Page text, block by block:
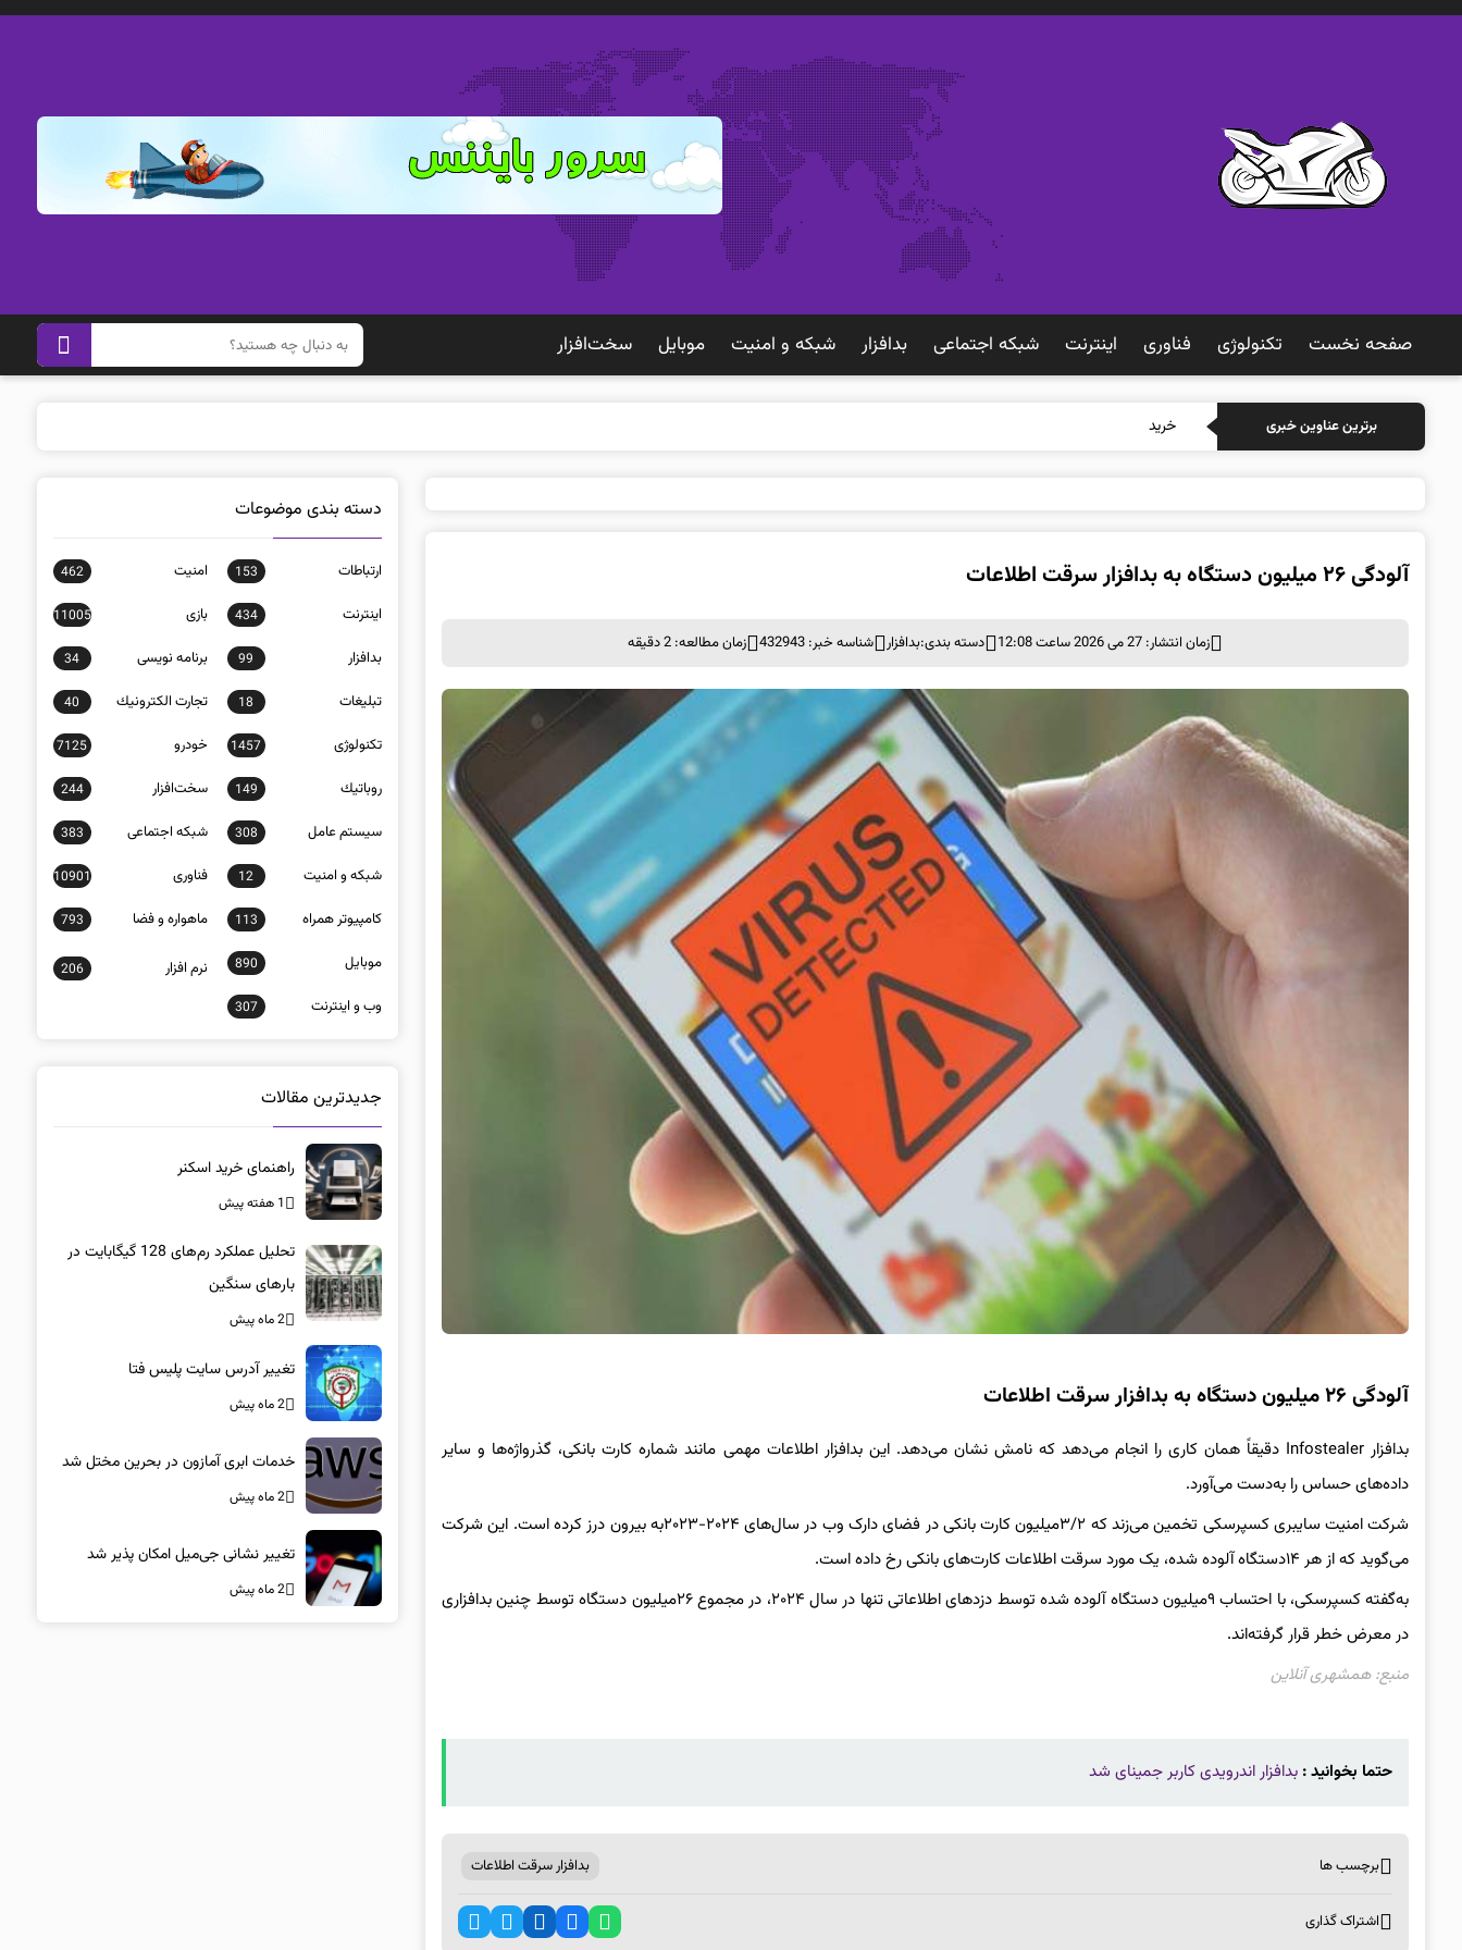
صفحه نخست تکنولوژی فناوری اينترنت شبكه اجتماعی بدافزار شبكه و امنيت موبايل سخت‌افزار
برترین عناوین خبری خرید بیمه: سنتی ی
آلودگی ۲۶ میلیون دستگاه به بدافزار سرقت اطلاعات
زمان انتشار: 27 می 2026 ساعت 12:08 دسته بندی:بدافزار شناسه خبر: 432943 زمان مطالعه: 2 دقیقه
آلودگی ۲۶ میلیون دستگاه به بدافزار سرقت اطلاعات
بدافزار Infostealer دقیقاً همان کاری را انجام می‌دهد که نامش نشان می‌دهد. این بدافزار اطلاعات مهمی مانند شماره کارت بانکی، گذرواژه‌ها و سایر
داده‌های حساس را به‌دست می‌آورد.
شرکت امنیت سایبری کسپرسکی تخمین می‌زند که ۳/۲میلیون کارت بانکی در فضای دارک وب در سال‌های ۲۰۲۴-۲۰۲۳به بیرون درز کرده است. این شرکت
می‌گوید که از هر ۱۴دستگاه آلوده شده، یک مورد سرقت اطلاعات کارت‌های بانکی رخ داده است.
به‌گفته کسپرسکی، با احتساب ۹میلیون دستگاه آلوده شده توسط دزدهای اطلاعاتی تنها در سال ۲۰۲۴، در مجموع ۲۶میلیون دستگاه توسط چنین بدافزاری
در معرض خطر قرار گرفته‌اند.
منبع: همشهری آنلاین
حتما بخوانید : بدافزار اندرویدی کاربر جمینای شد
برچسب ها بدافزار سرقت اطلاعات
اشتراک گذاری
دسته بندی موضوعات
ارتباطات 153 امنيت 462
اينترنت 434 بازی 11005
بدافزار 99 برنامه نويسی 34
تبلیغات 18 تجارت الكترونيك 40
تکنولوژی 1457 خودرو 7125
روباتيك 149 سخت‌افزار 244
سيستم عامل 308 شبكه اجتماعی 383
شبكه و امنيت 12 فناوری 10901
كامپيوتر همراه 113 ماهواره و فضا 793
موبايل 890 نرم افزار 206
وب و اينترنت 307
جدیدترین مقالات
راهنمای خرید اسکنر
1 هفته پیش
تحلیل عملکرد رم‌های 128 گیگابایت در
بارهای سنگین
2 ماه پیش
تغییر آدرس سایت پلیس فتا
2 ماه پیش
خدمات ابری آمازون در بحرین مختل شد
2 ماه پیش
تغییر نشانی جی‌میل امکان پذیر شد
2 ماه پیش